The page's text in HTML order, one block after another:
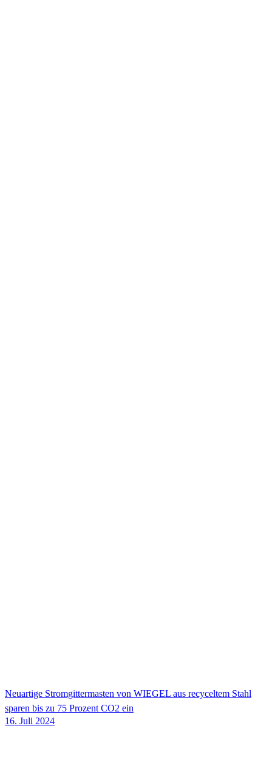
Neuartige Stromgittermasten von WIEGEL aus recyceltem Stahl
sparen bis zu 75 Prozent CO2 ein
16. Juli 2024